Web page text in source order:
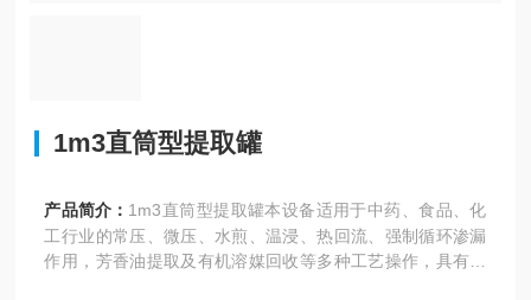
1m3直筒型提取罐
产品简介： 1m3直筒型提取罐本设备适用于中药、食品、化
工行业的常压、微压、水煎、温浸、热回流、强制循环渗漏
作用，芳香油提取及有机溶媒回收等多种工艺操作，具有效